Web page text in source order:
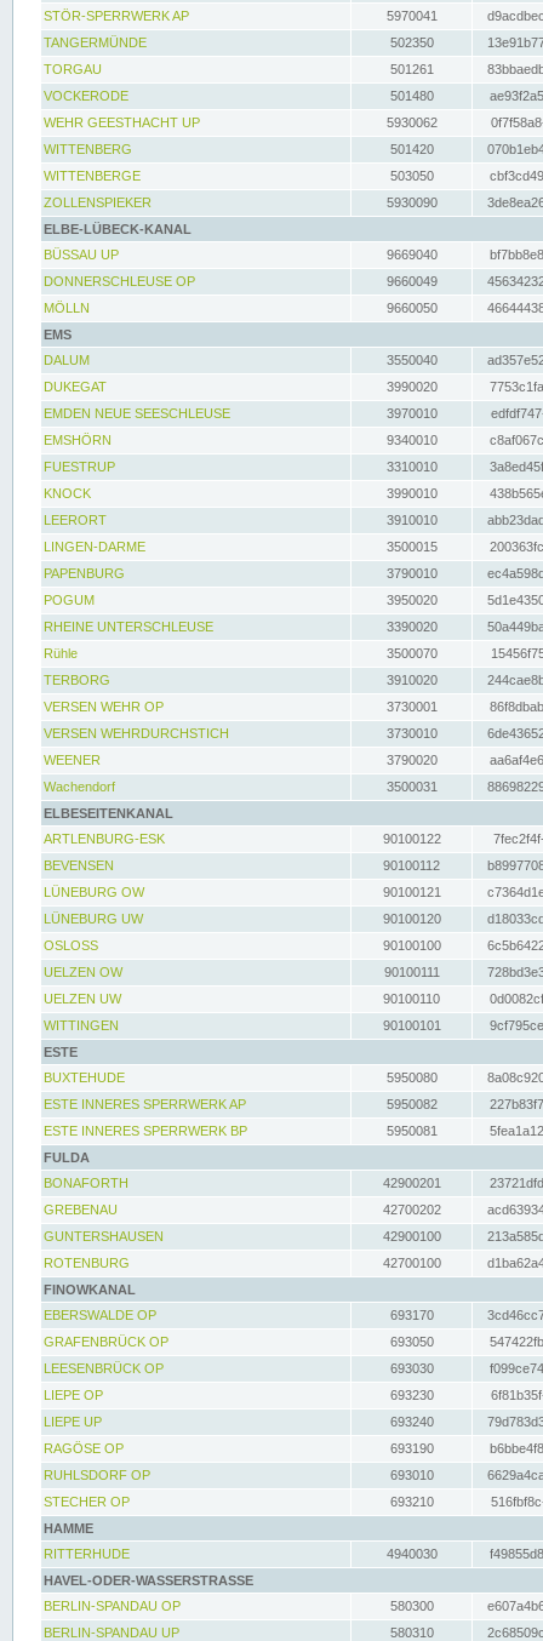
STÖR-SPERRWERK AP 5970041
TANGERMÜNDE
502350
TORGAU
501261
VOCKERODE
501480
WEHR GEESTHACHT UP
5930062
WITTENBERG
501420
WITTENBERGE
503050
ZOLLENSPIEKER
5930090
ELBE-LÜBECK-KANAL
BÜSSAU UP
9669040
DONNERSCHLEUSE OP
9660049
MÖLLN
9660050
EMS
DALUM
3550040
DUKEGAT
3990020
EMDEN NEUE SEESCHLEUSE
3970010
EMSHÖRN
9340010
FUESTRUP
3310010
KNOCK
3990010
LEERORT
3910010
LINGEN-DARME
3500015
PAPENBURG
3790010
POGUM
3950020
RHEINE UNTERSCHLEUSE
3390020
Rühle
3500070
TERBORG
3910020
VERSEN WEHR OP
3730001
VERSEN WEHRDURCHSTICH
3730010
WEENER
3790020
Wachendorf
3500031
ELBESEITENKANAL
ARTLENBURG-ESK
90100122
BEVENSEN
90100112
LÜNEBURG OW
90100121
LÜNEBURG UW
90100120
OSLOSS
90100100
UELZEN OW
90100111
UELZEN UW
90100110
WITTINGEN
90100101
ESTE
BUXTEHUDE
5950080
ESTE INNERES SPERRWERK AP
5950082
ESTE INNERES SPERRWERK BP
5950081
FULDA
BONAFORTH
42900201
GREBENAU
42700202
GUNTERSHAUSEN
42900100
ROTENBURG
42700100
FINOWKANAL
EBERSWALDE OP
693170
GRAFENBRÜCK OP
693050
LEESENBRÜCK OP
693030
LIEPE OP
693230
LIEPE UP
693240
RAGÖSE OP
693190
RUHLSDORF OP
693010
STECHER OP
693210
HAMME
RITTERHUDE
4940030
HAVEL-ODER-WASSERSTRASSE
BERLIN-SPANDAU OP
580300
BERLIN-SPANDAU UP
580310